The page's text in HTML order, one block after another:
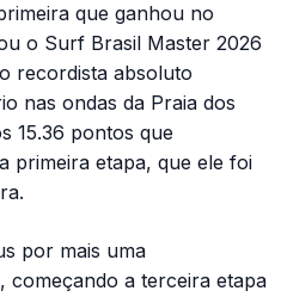
que ganhou no
o Surf Brasil Master 2026
recordista absoluto
nas ondas da Praia dos
15.36 pontos que
primeira etapa, que ele foi
por mais uma
começando a terceira etapa